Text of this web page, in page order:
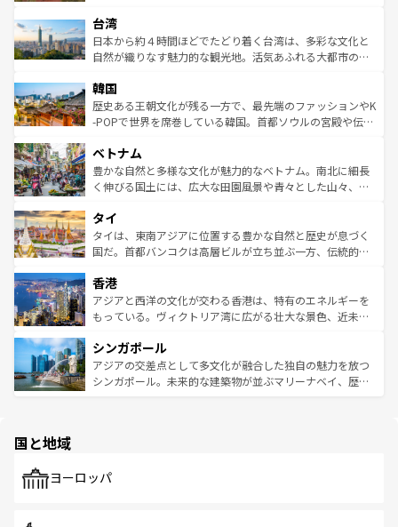
ならではの贅沢な旅のスタイルだ。 なお、新着のアメリカ
情報はコンテンツ一覧を参照してほしい。
れるおもてなしの心で訪れる人々を迎えてくれるハワイの
人々、おいしいローカルフードやハワイアンミュージッ
ク、伝統的なフラダンスなど、すべてがハワイの魅力を彩
ワイを、存分に味わってほしい。 なお、新着のハワイ情報
はコンテンツ一覧を参照してほしい。
リアリーフや大陸中央部にそびえるウルル（エアーズロッ
ク）、タスマニアの美しい原生林やケアンズの熱帯雨林な
ど、見どころがたくさん。また、カフェやワイン、オージ
いる。アクティビティも充実しており、サーフィンやダイ
ビング、ハイキングなど、アウトドア好きにはたまらな
い。オーストラリアの多彩な魅力を存分に味わいつくそ
参照してほしい。
台湾
日本から約４時間ほどでたどり着く台湾は、多彩な文化と
自然が織りなす魅力的な観光地。活気あふれる大都市の台
ン）、静ひつな山岳地帯である台湾東部など、都市の喧騒
と山間の静けさが共存しており、訪れる人に新しい発見と
驚きをもたらしてくれる。また、奥深い台湾の食文化も魅
容にもいいと評判のスイーツなど、バラエティ豊かな料理
が味わえる。 なお、新着の台湾情報は コンテンツ一覧を参
照してほしい。
韓国
歴史ある王朝文化が残る一方で、最先端のファッションやK
-POPで世界を席巻している韓国。首都ソウルの宮殿や伝統
き、地方に足を延ばせば四季折々の自然美を楽しむことが
できる。そして、キムチや焼肉、絶品のストリートフード
まで、さまざまな韓国料理が待っている。夜には、韓国な
リティに包まれながら、韓国の多彩な魅力を心ゆくまで味
わってみてほしい。 なお、新着の韓国情報はコンテンツ一
覧を参照してほしい。
ベトナム
豊かな自然と多様な文化が魅力的なベトナム。南北に細長
く伸びる国土には、広大な田園風景や青々とした山々、世
急速な発展と共に伝統が息づく。ハノイの古い町並みやホ
ーチミン市のフランス統治時代の建物も、独特の雰囲気を
醸し出している。また、バラエティの豊かさとおいしさで
とつ。フォーやバインミー、ベトナムコーヒーなどは、ぜ
ひ現地で味わいたい。どの地域を訪れてもあたたかい人々
が旅行者を迎えてくれるので、きっと忘れられない旅にな
参照してほしい。
タイ
タイは、東南アジアに位置する豊かな自然と歴史が息づく
国だ。首都バンコクは高層ビルが立ち並ぶ一方、伝統的な
の活気が交差している。北部ではチェンマイなどの山岳地
帯で自然と触れ合い、南部ではプーケットやクラビの美し
いビーチでリゾート気分を楽しむことができる。タイ料理
激する。気候は一年中温暖で、どの季節にも異なる楽しみ
が待っている。親しみやすいタイの人々、仏教を中心とし
た文化、そして多様な観光資源が、訪れる旅人を魅了し続
香港
アジアと西洋の文化が交わる香港は、特有のエネルギーを
もっている。ヴィクトリア湾に広がる壮大な景色、近未来
み、どこを訪れても感動するはず。観光スポットが密集し
ており、効率よく見どころを回れるのも魅力。息をのむよ
うな絶景から文化的な体験まで、香港を存分に楽しみ尽く
シンガポール
アジアの交差点として多文化が融合した独自の魅力を放つ
シンガポール。未来的な建築物が並ぶマリーナベイ、歴史
で、ホーカーズは地元の風情を楽しめる外せないスポット
国と地域
ヨーロッパ